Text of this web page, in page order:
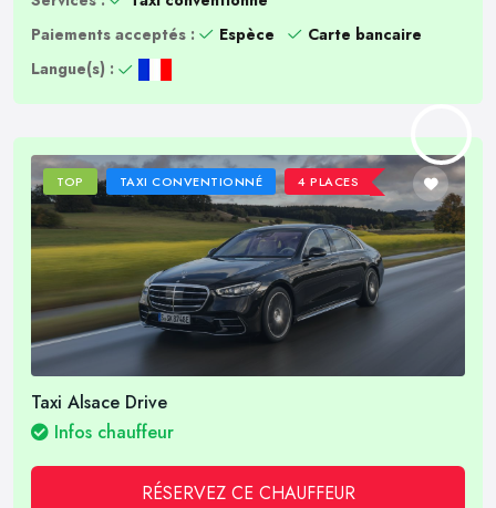
Paiements acceptés :
Espèce
Carte bancaire
Langue(s) :
TOP TAXI CONVENTIONNÉ 4 PLACES
Taxi Alsace Drive
Infos chauffeur
RÉSERVEZ CE CHAUFFEUR